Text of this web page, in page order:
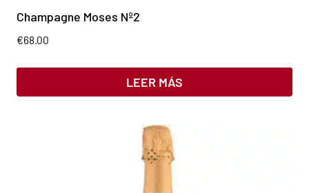
Champagne Moses Nº2
€68.00
LEER MÁS